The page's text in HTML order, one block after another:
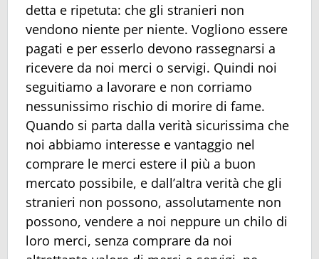
detta e ripetuta: che gli stranieri non
vendono niente per niente. Vogliono essere
pagati e per esserlo devono rassegnarsi a
ricevere da noi merci o servigi. Quindi noi
seguitiamo a lavorare e non corriamo
nessunissimo rischio di morire di fame.
Quando si parta dalla verità sicurissima che
noi abbiamo interesse e vantaggio nel
comprare le merci estere il più a buon
mercato possibile, e dall’altra verità che gli
stranieri non possono, assolutamente non
possono, vendere a noi neppure un chilo di
loro merci, senza comprare da noi